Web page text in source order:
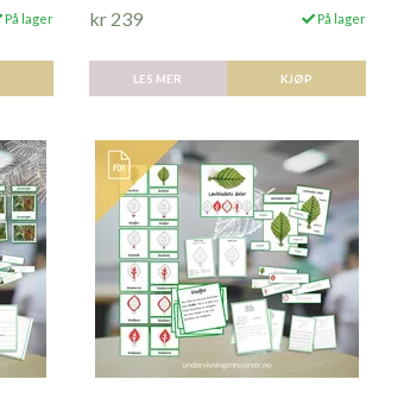
På lager kr 239 På lager
LES MER KJØP